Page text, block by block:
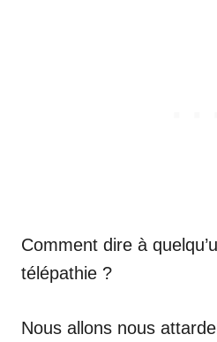
Comment dire à
télépathie ?
Nous allons nous